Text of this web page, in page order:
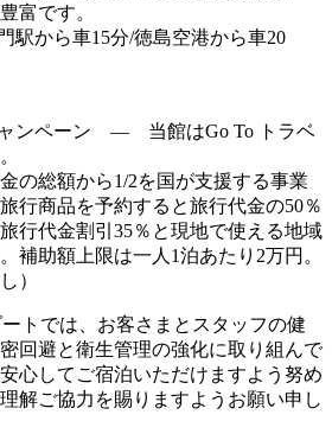
富です。
駅から車15分/徳島空港から車20
ンペーン ― 当館はGo To トラベ
の総額から1/2を国が支援する事業
行商品を予約すると旅行代金の50％
行代金割引35％と現地で使える地域
補助額上限は一人1泊あたり2万円。
）
トでは、お客さまとスタッフの健
回避と衛生管理の強化に取り組んで
心してご宿泊いただけますよう努め
解ご協力を賜りますようお願い申し